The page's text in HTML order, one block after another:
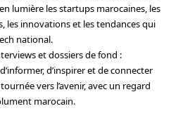
lumière les startups marocaines, les
les innovations et les tendances qui
national.
et dossiers de fond :
d’inspirer et de connecter
vers l’avenir, avec un regard
marocain.